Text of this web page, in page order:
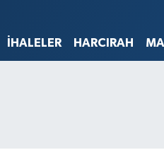
İHALELER HARCIRAH